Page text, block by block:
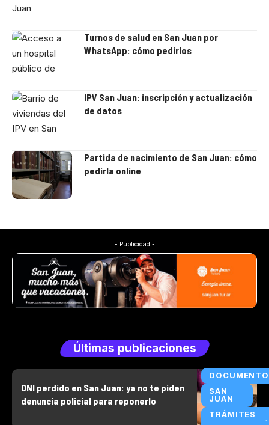
Turnos de salud en San Juan por
WhatsApp: cómo pedirlos
IPV San Juan: inscripción y actualización
de datos
Partida de nacimiento de San Juan: cómo
pedirla online
- Publicidad -
Últimas publicaciones
SAN
JUAN
TRÁMITES
FRECUENTES
DNI perdido en San Juan: ya no te piden
denuncia policial para reponerlo